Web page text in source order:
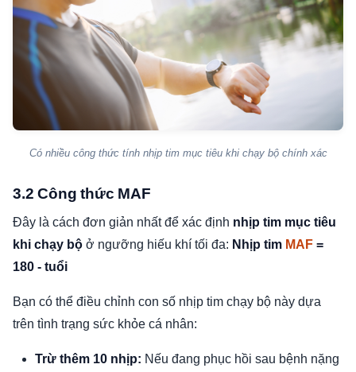
Có nhiều công thức tính nhịp tim mục tiêu khi chạy bộ chính xác
3.2 Công thức MAF
Đây là cách đơn giản nhất để xác định nhịp tim mục tiêu
khi chạy bộ ở ngưỡng hiếu khí tối đa: Nhịp tim MAF =
180 - tuổi
Bạn có thể điều chỉnh con số nhịp tim chạy bộ này dựa
trên tình trạng sức khỏe cá nhân:
Trừ thêm 10 nhịp: Nếu đang phục hồi sau bệnh nặng